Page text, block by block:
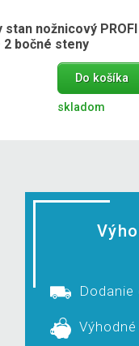
nožnicový PROFI
2 bočné steny
Do košíka
skladom